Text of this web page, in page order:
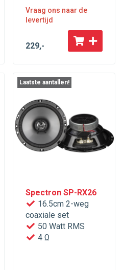
Vraag ons naar de
levertijd
229,-
Laatste aantallen!
Spectron SP-RX26
16.5cm 2-weg
coaxiale set
50 Watt RMS
4 Ω